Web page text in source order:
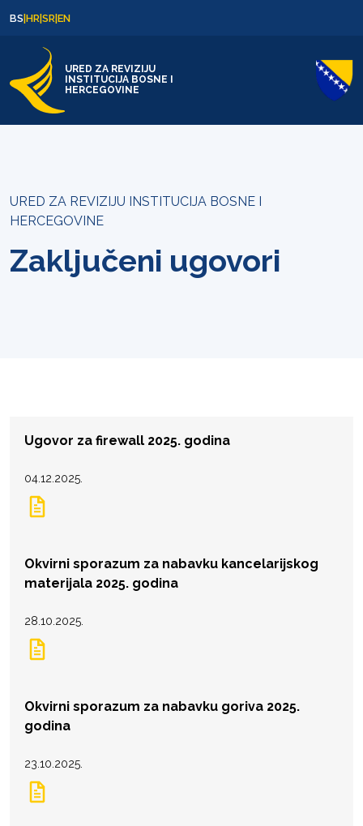
BS|HR|SR|EN
URED ZA REVIZIJU
INSTITUCIJA BOSNE I
HERCEGOVINE
URED ZA REVIZIJU INSTITUCIJA BOSNE I
HERCEGOVINE
Zaključeni ugovori
Ugovor za firewall 2025. godina
04.12.2025.
Okvirni sporazum za nabavku kancelarijskog
materijala 2025. godina
28.10.2025.
Okvirni sporazum za nabavku goriva 2025.
godina
23.10.2025.